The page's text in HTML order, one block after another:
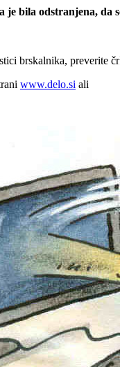
bila odstranjena, da
brskalnika, preverite
www.delo.si ali